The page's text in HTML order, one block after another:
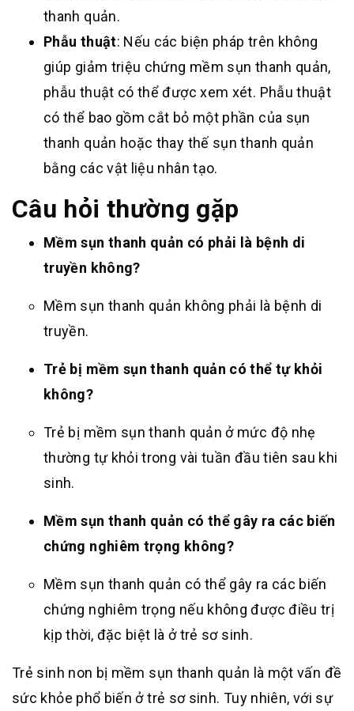
thanh quản.
Phẫu thuật: Nếu các biện pháp trên không
giúp giảm triệu chứng mềm sụn thanh quản,
phẫu thuật có thể được xem xét. Phẫu thuật
có thể bao gồm cắt bỏ một phần của sụn
thanh quản hoặc thay thế sụn thanh quản
bằng các vật liệu nhân tạo.
Câu hỏi thường gặp
Mềm sụn thanh quản có phải là bệnh di
truyền không?
Mềm sụn thanh quản không phải là bệnh di
truyền.
Trẻ bị mềm sụn thanh quản có thể tự khỏi
không?
Trẻ bị mềm sụn thanh quản ở mức độ nhẹ
thường tự khỏi trong vài tuần đầu tiên sau khi
sinh.
Mềm sụn thanh quản có thể gây ra các biến
chứng nghiêm trọng không?
Mềm sụn thanh quản có thể gây ra các biến
chứng nghiêm trọng nếu không được điều trị
kịp thời, đặc biệt là ở trẻ sơ sinh.
Trẻ sinh non bị mềm sụn thanh quản là một vấn đề
sức khỏe phổ biến ở trẻ sơ sinh. Tuy nhiên, với sự